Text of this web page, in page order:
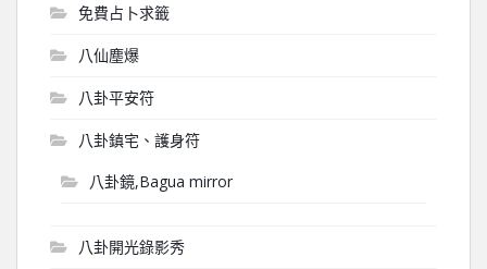
免費占卜求籤
八仙塵爆
八卦平安符
八卦鎮宅、護身符
八卦鏡,Bagua mirror
八卦開光錄影秀